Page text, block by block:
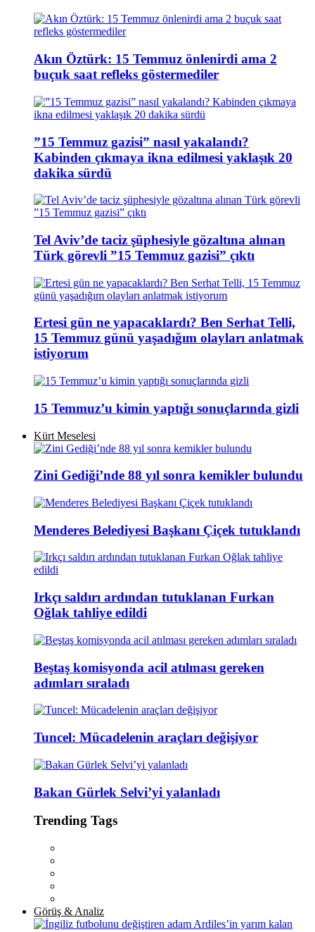
Akın Öztürk: 15 Temmuz önlenirdi ama 2
buçuk saat refleks göstermediler
”15 Temmuz gazisi” nasıl yakalandı?
Kabinden çıkmaya ikna edilmesi yaklaşık 20
dakika sürdü
Tel Aviv’de taciz şüphesiyle gözaltına alınan
Türk görevli ”15 Temmuz gazisi” çıktı
Ertesi gün ne yapacaklardı? Ben Serhat Telli,
15 Temmuz günü yaşadığım olayları anlatmak
istiyorum
15 Temmuz’u kimin yaptığı sonuçlarında gizli
Kürt Meselesi
Zini Gediği’nde 88 yıl sonra kemikler bulundu
Menderes Belediyesi Başkanı Çiçek tutuklandı
Irkçı saldırı ardından tutuklanan Furkan
Oğlak tahliye edildi
Beştaş komisyonda acil atılması gereken
adımları sıraladı
Tuncel: Mücadelenin araçları değişiyor
Bakan Gürlek Selvi’yi yalanladı
Trending Tags
Görüş & Analiz